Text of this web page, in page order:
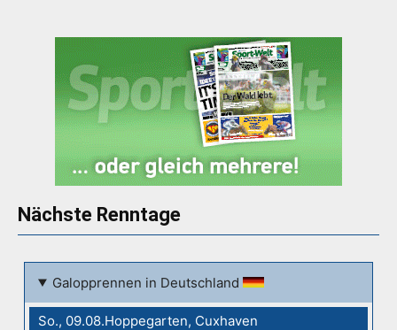
Nächste Renntage
Galopprennen in Deutschland
So., 09.08.Hoppegarten, Cuxhaven